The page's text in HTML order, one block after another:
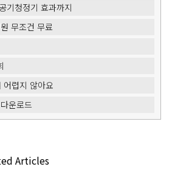
기청정기 효과까지
무조건 무료
어렵지 않아요
운로드
Articles